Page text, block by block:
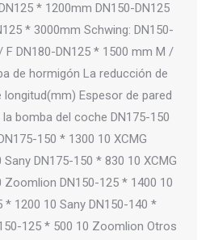
* 1200mm DN150-DN125
* 3000mm Schwing: DN150-
F DN180-DN125 * 1500 mm M /
de hormigón La reducción de
Espesor de pared
bomba del coche DN175-150
150 * 1300 10 XCMG
DN175-150 * 830 10 XCMG
Zoomlion DN150-125 * 1400 10
1200 10 Sany DN150-140 *
125 * 500 10 Zoomlion Otros